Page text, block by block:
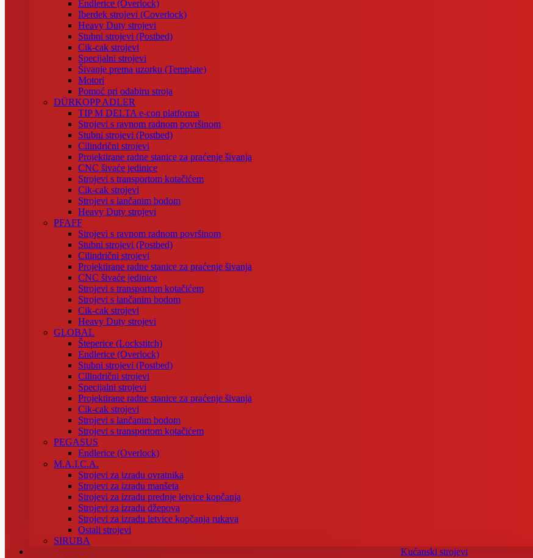
Endlerice (Overlock)
Iberdek strojevi (Coverlock)
Heavy Duty strojevi
Stubni strojevi (Postbed)
Cik-cak strojevi
Specijalni strojevi
Šivanje prema uzorku (Template)
Motori
Pomoć pri odabiru stroja
DÜRKOPP ADLER
TIP M DELTA e-con platforma
Strojevi s ravnom radnom površinom
Stubni strojevi (Postbed)
Cilindrični strojevi
Projektirane radne stanice za praćenje šivanja
CNC šivaće jedinice
Strojevi s transportom kotačićem
Cik-cak strojevi
Strojevi s lančanim bodom
Heavy Duty strojevi
PFAFF
Strojevi s ravnom radnom površinom
Stubni strojevi (Postbed)
Cilindrični strojevi
Projektirane radne stanice za praćenje šivanja
CNC šivaće jedinice
Strojevi s transportom kotačićem
Strojevi s lančanim bodom
Cik-cak strojevi
Heavy Duty strojevi
GLOBAL
Šteperice (Lockstitch)
Endlerice (Overlock)
Stubni strojevi (Postbed)
Cilindrični strojevi
Specijalni strojevi
Projektirane radne stanice za praćenje šivanja
Cik-cak strojevi
Strojevi s lančanim bodom
Strojevi s transportom kotačićem
PEGASUS
Endlerice (Overlock)
M.A.I.C.A.
Strojevi za izradu ovratnika
Strojevi za izradu manšeta
Strojevi za izradu prednje letvice kopčanja
Strojevi za izradu džepova
Strojevi za izradu letvice kopčanja rukava
Ostali strojevi
SIRUBA
Kućanski strojevi